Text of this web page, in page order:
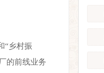
“乡村振
的前线业务